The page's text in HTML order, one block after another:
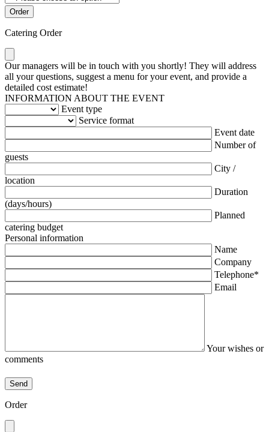
Catering Order
Our managers will be in touch with you shortly! They will address
all your questions, suggest a menu for your event, and provide a
detailed cost estimate!
INFORMATION ABOUT THE EVENT
Event type
Service format
Event date
Number of
guests
City /
location
Duration
(days/hours)
Planned
catering budget
Personal information
Name
Company
Telephone*
Email
Your wishes or
comments
Order